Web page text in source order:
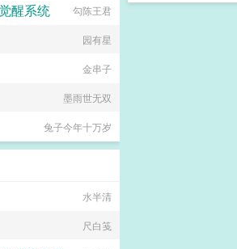
醒系统 勾陈王君
园有星
金串子
墨雨世无双
兔子今年十万岁
水半清
尺白笺